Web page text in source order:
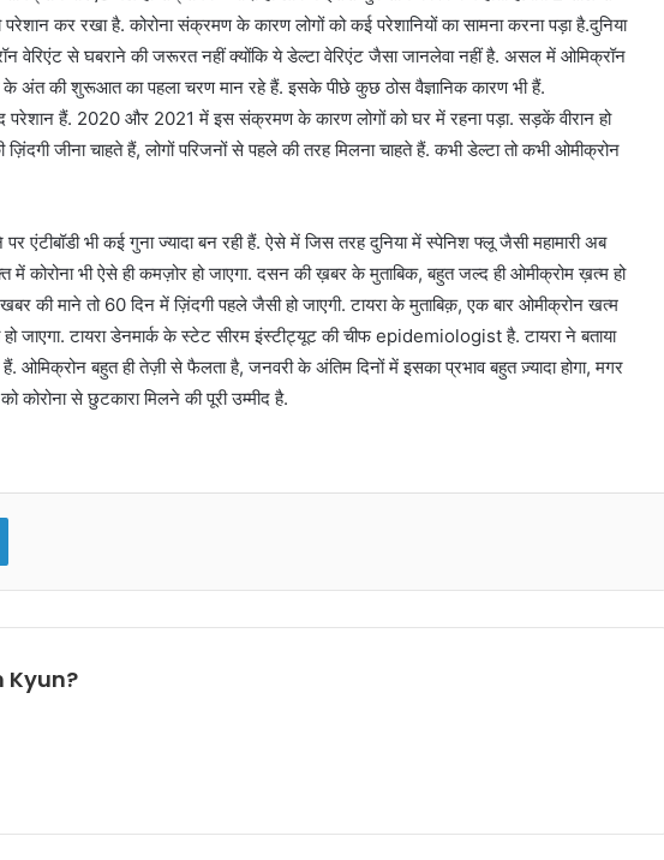
कर रखा है. कोरोना संक्रमण के कारण लोगों को कई परेशानियों का सामना करना पड़ा है.दुनिया
वेरिएंट से घबराने की जरूरत नहीं क्यों​कि ये डेल्टा वेरिएंट जैसा जानलेवा नहीं है. असल में ओमिक्रॉन
के अंत की शुरूआत का पहला चरण मान रहे हैं. इसके पीछे कुछ ठोस वैज्ञानिक कारण भी हैं.
परेशान हैं. 2020 और 2021 में इस संक्रमण के कारण लोगों को घर में रहना पड़ा. सड़कें वीरान हो
ज़िंदगी जीना चाहते हैं, लोगों परिजनों से पहले की तरह मिलना चाहते हैं. कभी डेल्टा तो कभी ओमीक्रोन
एंटीबॉडी भी कई गुना ज्यादा बन रही हैं. ऐसे में जिस तरह दुनिया में स्पेनिश फ्लू जैसी महामारी अब
में कोरोना भी ऐसे ही कमज़ोर हो जाएगा. दसन की ख़बर के मुताबिक, बहुत जल्द ही ओमीक्रोम ख़त्म हो
की माने तो 60 दिन में ज़िंदगी पहले जैसी हो जाएगी. टायरा के मुताबिक़, एक बार ओमीक्रोन खत्म
हो जाएगा. टायरा डेनमार्क के स्टेट सीरम इंस्टीट्यूट की चीफ epidemiologist है. टायरा ने बताया
ओमिक्रोन बहुत ही तेज़ी से फैलता है, जनवरी के अंतिम दिनों में इसका प्रभाव बहुत ज़्यादा होगा, मगर
कोरोना से छुटकारा मिलने की पूरी उम्मीद है.
Kyun?